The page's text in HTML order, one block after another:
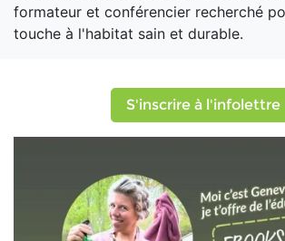
formateur et conférencier recherché
touche à l'habitat sain et durable.
S'inscrire à l'infolettre